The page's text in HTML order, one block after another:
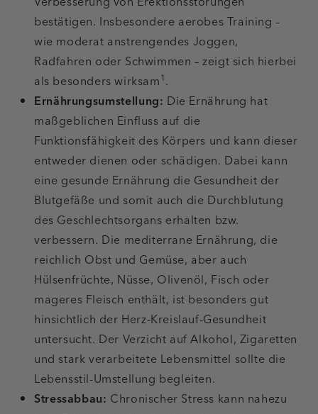
bestätigen. Insbesondere aerobes Training –
wie moderat anstrengendes Joggen,
Radfahren oder Schwimmen – zeigt sich hierbei
als besonders wirksam1.
Ernährungsumstellung: Die Ernährung hat
maßgeblichen Einfluss auf die
Funktionsfähigkeit des Körpers und kann dieser
entweder dienen oder schädigen. Dabei kann
eine gesunde Ernährung die Gesundheit der
Blutgefäße und somit auch die Durchblutung
des Geschlechtsorgans erhalten bzw.
verbessern. Die mediterrane Ernährung, die
reichlich Obst und Gemüse, aber auch
Hülsenfrüchte, Nüsse, Olivenöl, Fisch oder
mageres Fleisch enthält, ist besonders gut
hinsichtlich der Herz-Kreislauf-Gesundheit
untersucht. Der Verzicht auf Alkohol, Zigaretten
und stark verarbeitete Lebensmittel sollte die
Lebensstil-Umstellung begleiten.
Stressabbau: Chronischer Stress kann nahezu